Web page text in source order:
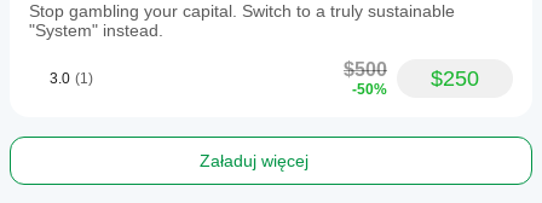
Stop gambling your capital. Switch to a truly sustainable
"System" instead.
3.0 (1) $500
-50% $250
Załaduj więcej